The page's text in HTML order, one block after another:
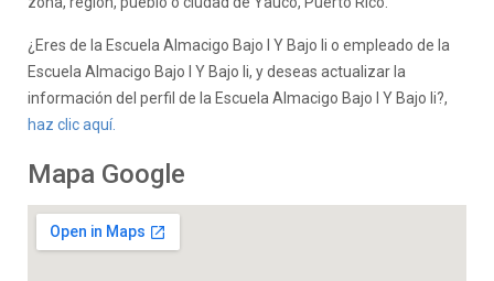
¿Eres de la Escuela Almacigo Bajo I Y Bajo Ii o empleado de la
Escuela Almacigo Bajo I Y Bajo Ii, y deseas actualizar la
información del perfil de la Escuela Almacigo Bajo I Y Bajo Ii?,
haz clic aquí.
Mapa Google